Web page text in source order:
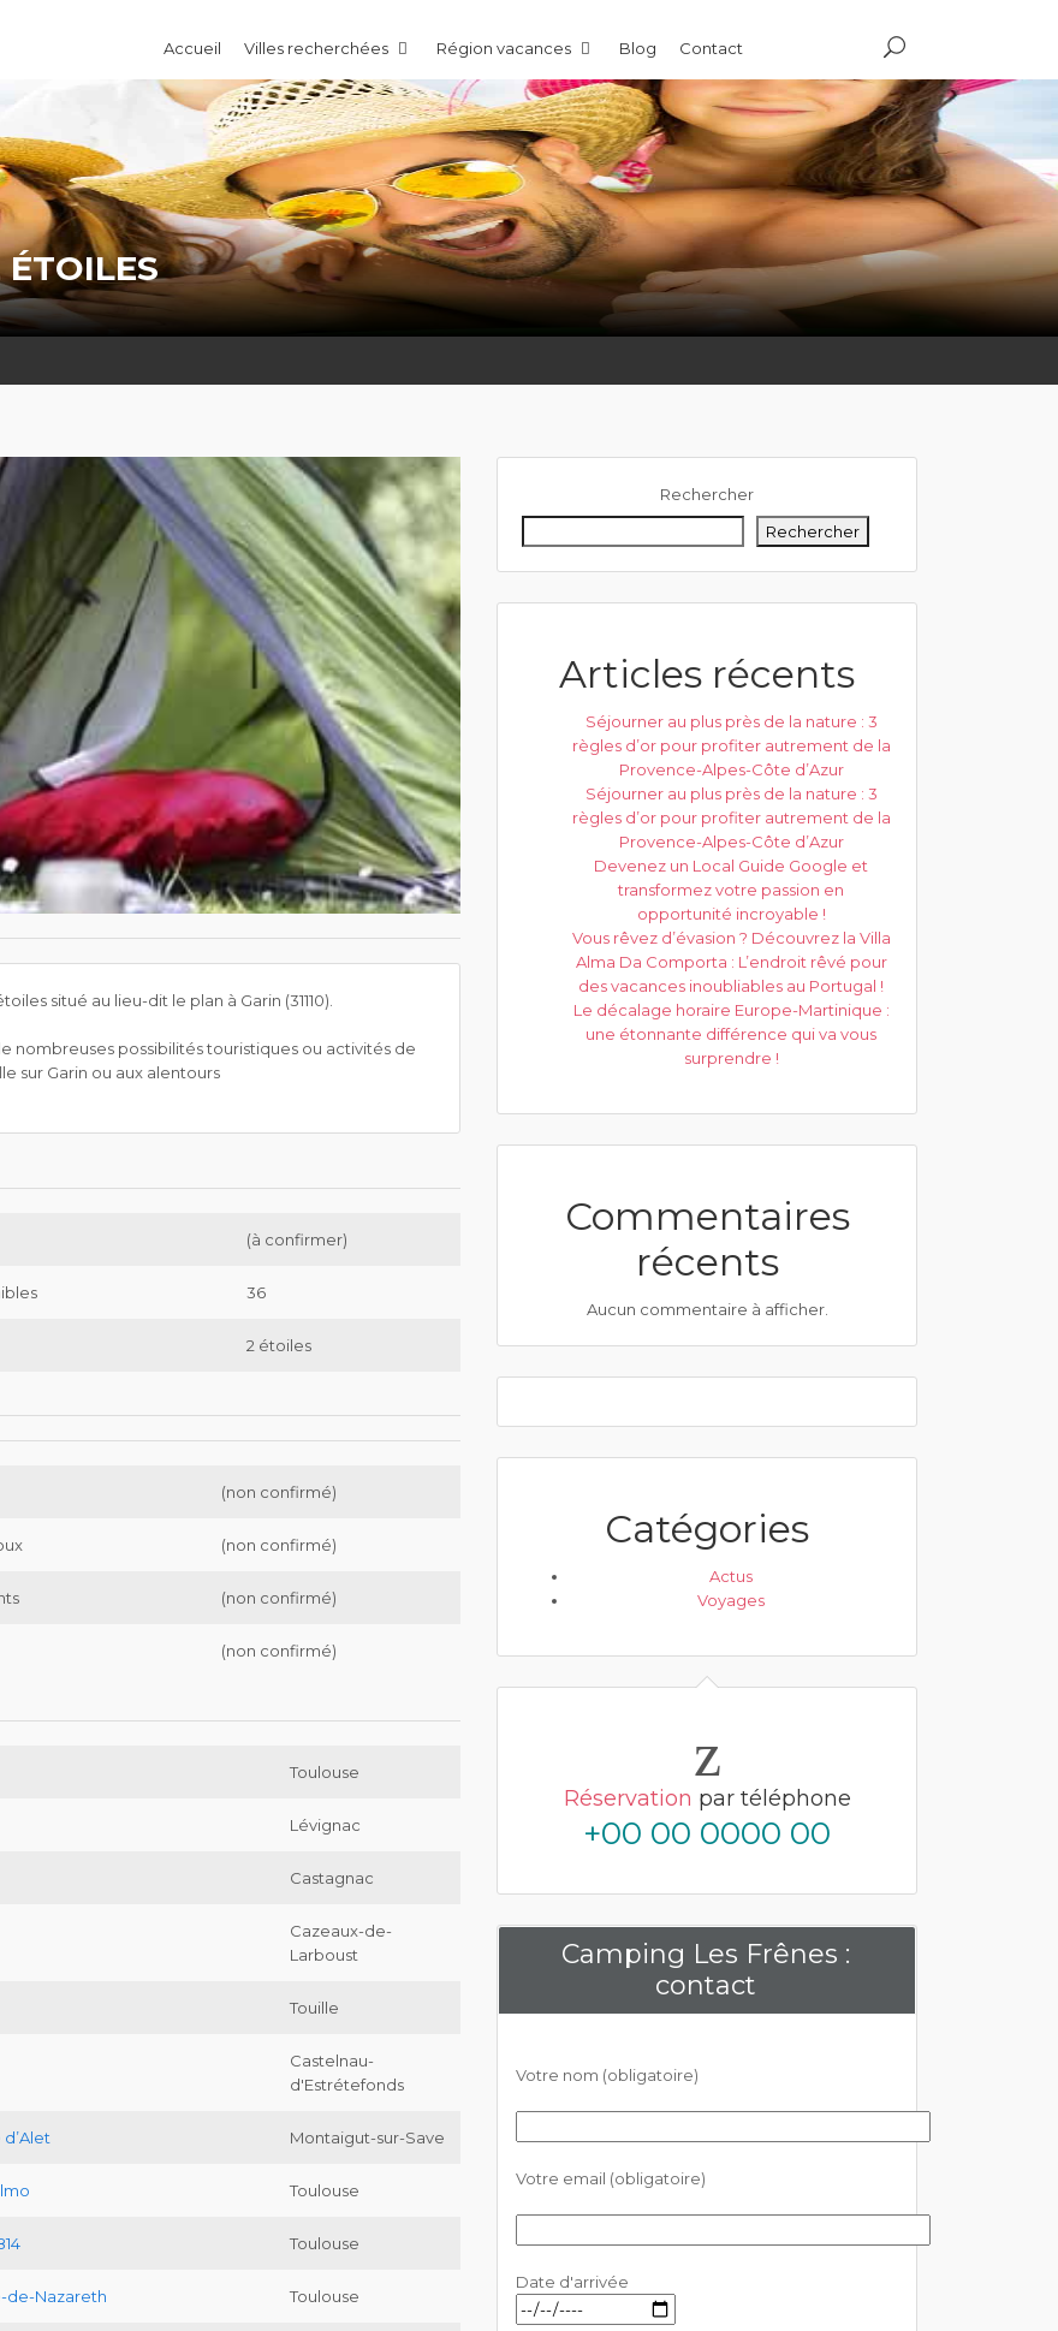
Accueil Villes recherchées Région vacances Blog Contact
ÉTOILES
situé au lieu-dit le plan à Garin (31110).
nombreuses possibilités touristiques ou activités de
sur Garin ou aux alentours
(à confirmer)
36
2 étoiles
(non confirmé)
(non confirmé)
(non confirmé)
(non confirmé)
Toulouse
Lévignac
Castagnac
Cazeaux-de-
Larboust
Touille
Castelnau-
d'Estrétefonds
Montaigut-sur-Save
Toulouse
Toulouse
de-Nazareth Toulouse
Rechercher
Rechercher
Articles récents
Séjourner au plus près de la nature : 3
règles d’or pour profiter autrement de la
Provence-Alpes-Côte d’Azur
Séjourner au plus près de la nature : 3
règles d’or pour profiter autrement de la
Provence-Alpes-Côte d’Azur
Devenez un Local Guide Google et
transformez votre passion en
opportunité incroyable !
Vous rêvez d’évasion ? Découvrez la Villa
Alma Da Comporta : L’endroit rêvé pour
des vacances inoubliables au Portugal !
Le décalage horaire Europe-Martinique :
une étonnante différence qui va vous
surprendre !
Commentaires
récents
Aucun commentaire à afficher.
Catégories
Actus
Voyages
Réservation par téléphone
+00 00 0000 00
Camping Les Frênes :
contact
Votre nom (obligatoire)
Votre email (obligatoire)
Date d'arrivée